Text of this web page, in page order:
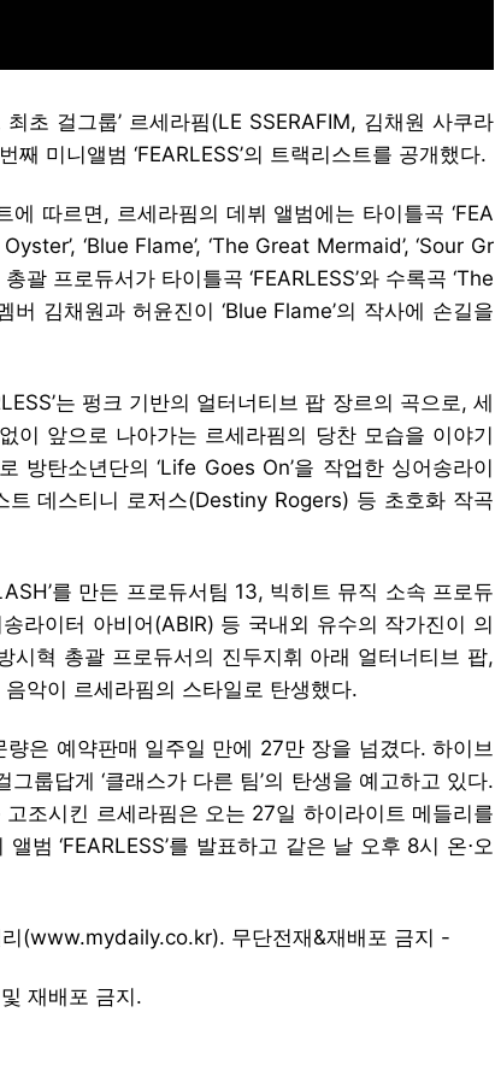
초 걸그룹’ 르세라핌(LE SSERAFIM, 김채원 사쿠라
미니앨범 ‘FEARLESS’의 트랙리스트를 공개했다.
따르면, 르세라핌의 데뷔 앨범에는 타이틀곡 ‘FEA
‘Blue Flame’, ‘The Great Mermaid’, ‘Sour Gr
괄 프로듀서가 타이틀곡 ‘FEARLESS’와 수록곡 ‘The
김채원과 허윤진이 ‘Blue Flame’의 작사에 손길을
는 펑크 기반의 얼터너티브 팝 장르의 곡으로, 세
이 앞으로 나아가는 르세라핌의 당찬 모습을 이야기
방탄소년단의 ‘Life Goes On’을 작업한 싱어송라이
트 데스티니 로저스(Destiny Rogers) 등 초호화 작곡
를 만든 프로듀서팀 13, 빅히트 뮤직 소속 프로듀
라이터 아비어(ABIR) 등 국내외 유수의 작가진이 의
시혁 총괄 프로듀서의 진두지휘 아래 얼터너티브 팝,
악이 르세라핌의 스타일로 탄생했다.
량은 예약판매 일주일 만에 27만 장을 넘겼다. 하이브
룹답게 ‘클래스가 다른 팀’의 탄생을 예고하고 있다.
조시킨 르세라핌은 오는 27일 하이라이트 메들리를
범 ‘FEARLESS’를 발표하고 같은 날 오후 8시 온⋅오
(www.mydaily.co.kr). 무단전재&재배포 금지 -
재배포 금지.